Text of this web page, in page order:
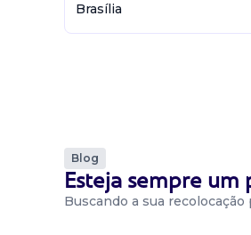
Brasília
Blog
Esteja sempre
Buscando a sua